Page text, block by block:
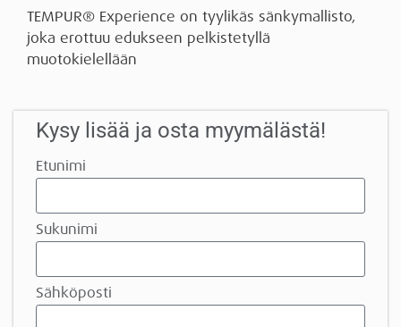
TEMPUR® Experience on tyylikäs sänkymallisto,
joka erottuu edukseen pelkistetyllä
muotokielellään
Kysy lisää ja osta myymälästä!
Etunimi
Sukunimi
Sähköposti